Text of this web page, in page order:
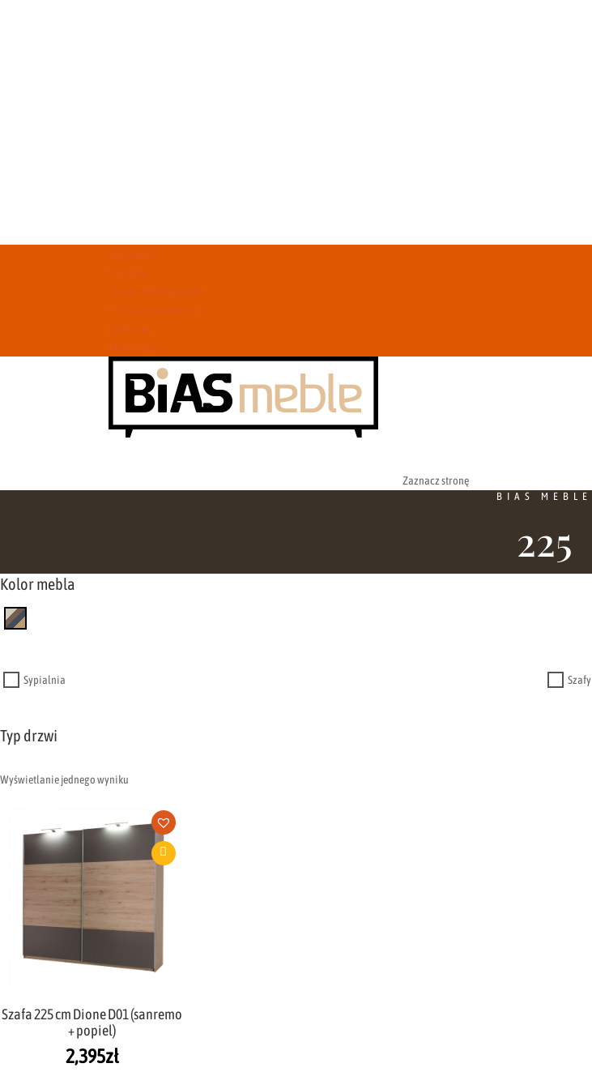
Regulamin
Dostawa
Zwroty i Reklamacje
Polityka prywatności
Ulubione
Moje konto
Zaznacz stronę
BIAS MEBLE
225
Kolor mebla
Sypialnia Szafy
Typ drzwi
Wyświetlanie jednego wyniku
Szafa 225 cm Dione D01 (sanremo
+ popiel)
2,395zł